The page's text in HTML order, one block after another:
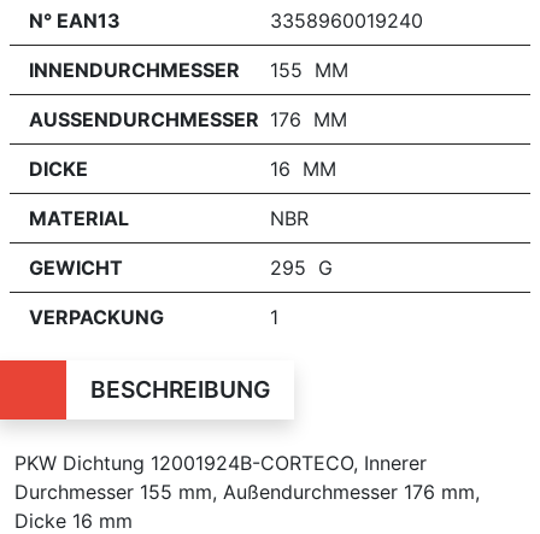
N° EAN13 3358960019240
INNENDURCHMESSER 155 MM
AUSSENDURCHMESSER 176 MM
DICKE 16 MM
MATERIAL NBR
GEWICHT 295 G
VERPACKUNG 1
BESCHREIBUNG
PKW Dichtung 12001924B-CORTECO, Innerer
Durchmesser 155 mm, Außendurchmesser 176 mm,
Dicke 16 mm